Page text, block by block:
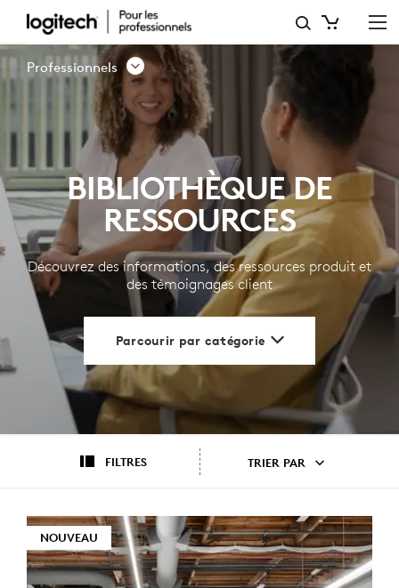
BIBLIOTHÈQUE
DE
RESSOURCES
LOGITECH
POUR
LES
PROFESSIONNELS
Professionnels
BIBLIOTHÈQUE DE
RESSOURCES
Découvrez des informations, des ressources produit et
des témoignages client
Parcourir par catégorie
FILTRES TRIER PAR
NOUVEAU